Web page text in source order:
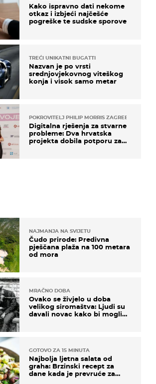
NAJMANJA NA SVIJETU
Čudo prirode: Predivna
pješčana plaža na 100 metara
od mora
MRAČNO DOBA
Ovako se živjelo u doba
velikog siromaštva: Ljudi su
davali novac kako bi mogli
GOTOVO ZA 15 MINUTA
Najbolja ljetna salata od
graha: Brzinski recept za
dane kada je prevruće za
Kako ispravno dati nekome
otkaz i izbjeći najčešće
pogreške te sudske sporove
TREĆI UNIKATNI BUGATTI
Nazvan je po vrsti
srednjovjekovnog viteškog
konja i visok samo metar
POKROVITELJ PHILIP MORRIS ZAGREB
Digitalna rješenja za stvarne
probleme: Dva hrvatska
projekta dobila potporu za